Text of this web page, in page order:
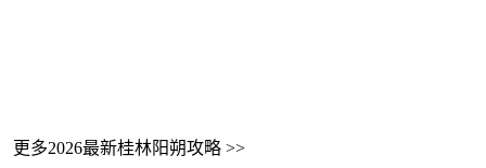
更多2026最新桂林阳朔攻略 >>